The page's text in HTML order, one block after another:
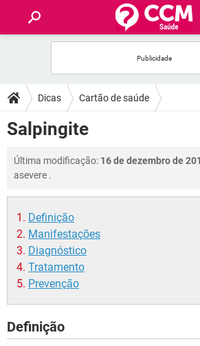
FÓRUM
SAÚDE
FAMÍLIA
NUTRIÇÃO
BEM-ESTAR
SEXUALIDADE
Dicas Cartão de saúde
Salpingite
Última modificação: 16 de dezembro de
asevere .
Definição
Manifestações
Diagnóstico
Tratamento
Prevenção
Definição